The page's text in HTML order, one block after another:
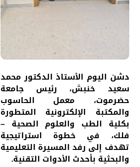
دشن اليوم الأستاذ الدكتور محمد
سعيد خنبش، رئيس جامعة
حضرموت، معمل الحاسوب
والمكتبة الإلكترونية المتطورة
بكلية الطب والعلوم الصحية –
فلك، في خطوة استراتيجية
تهدف إلى رفد المسيرة التعليمية
والبحثية بأحدث الأدوات التقنية.